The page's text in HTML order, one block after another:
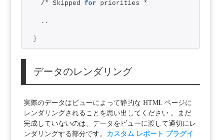
  /* Skipped
for priorities *
  ..
}
データのレンダリング
実際のデータはビューによって静的な HTML ページに
レンダリングされることを思い出してください 。まだ
完成していないのは、データをビューに渡して適切にレ
ンダリングする部分です。 カスタム レポート プラグイ